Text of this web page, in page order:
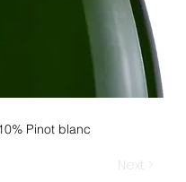
Pinot blanc
Next >